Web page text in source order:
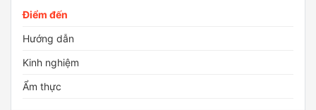
Điểm đến
Hướng dẫn
Kinh nghiệm
Ẩm thực